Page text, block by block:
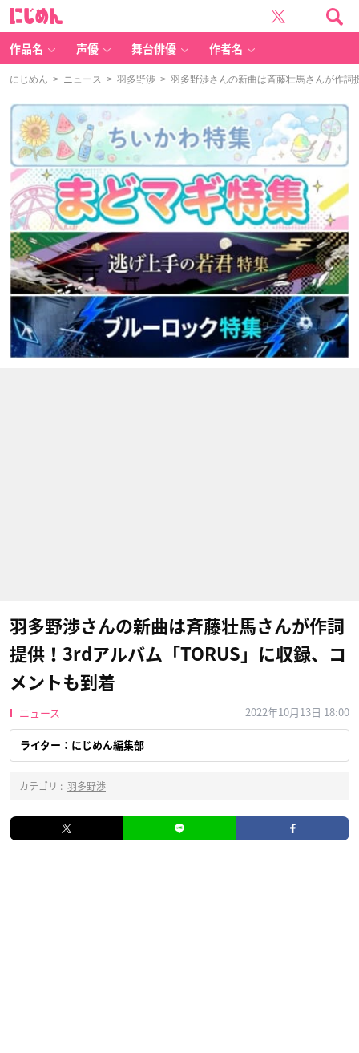
作品名 声優 舞台俳優 作者名
にじめん > ニュース > 羽多野渉 > 羽多野渉さんの新曲は斉藤壮馬さんが作詞
羽多野渉さんの新曲は斉藤壮馬さんが作詞
提供！3rdアルバム「TORUS」に収録、コ
メントも到着
ニュース 2022年10月13日 18:00
ライター：にじめん編集部
カテゴリ : 羽多野渉